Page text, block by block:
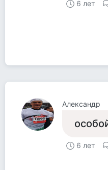
6 лет
Александр
6 лет